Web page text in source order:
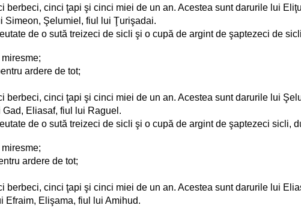
berbeci, cinci ţapi şi cinci miei de un an. Acestea sunt darurile lui
Simeon, Şelumiel, fiul lui Ţurişadai.
de o sută treizeci de sicli şi o cupă de argint de şaptezeci de
ardere de tot;
berbeci, cinci ţapi şi cinci miei de un an. Acestea sunt darurile lui
Eliasaf, fiul lui Raguel.
de o sută treizeci de sicli şi o cupă de argint de şaptezeci sicli,
ardere de tot;
berbeci, cinci ţapi şi cinci miei de un an. Acestea sunt darurile lui
Efraim, Elişama, fiul lui Amihud.